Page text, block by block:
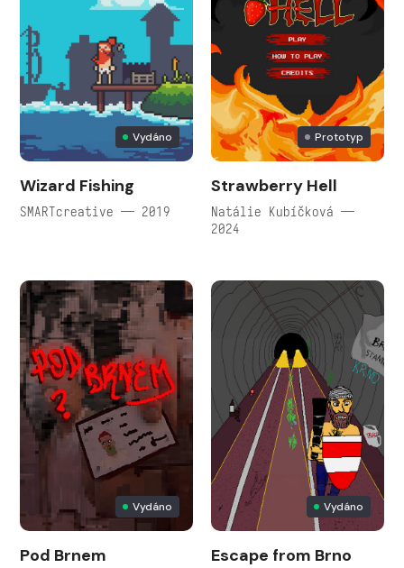
Vydáno
Wizard Fishing
SMARTcreative — 2019
Prototyp
Strawberry Hell
Natálie Kubíčková —
2024
Vydáno
Pod Brnem
Vydáno
Escape from Brno